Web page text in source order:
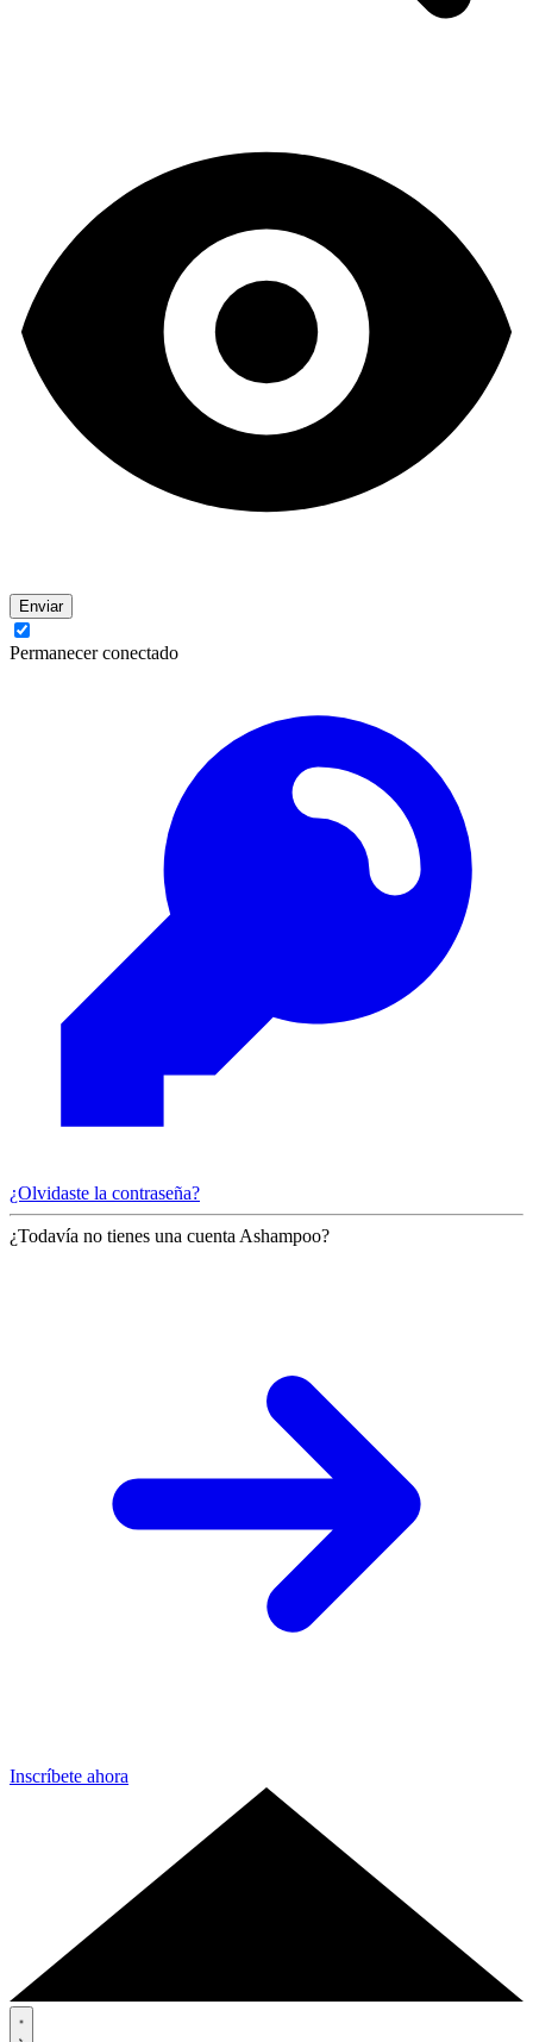
Enviar
Permanecer conectado
¿Olvidaste la contraseña?
¿Todavía no tienes una cuenta Ashampoo?
Inscríbete ahora